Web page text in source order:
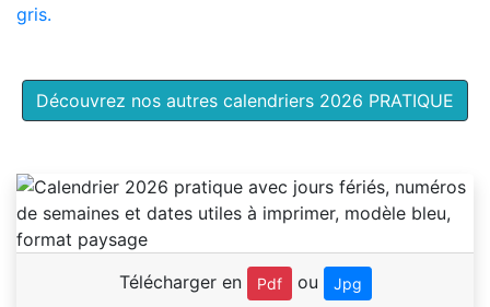
gris.
Découvrez nos autres calendriers 2026 PRATIQUE
Télécharger en Pdf ou Jpg